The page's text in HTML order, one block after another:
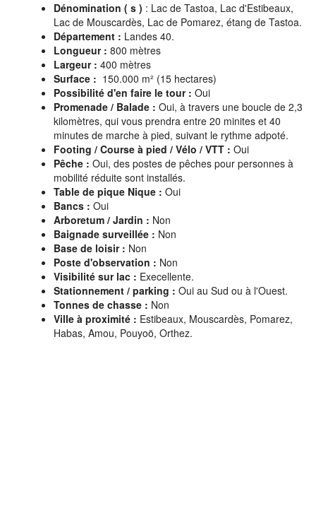
Dénomination ( s ) : Lac de Tastoa, Lac d'Estibeaux,
Lac de Mouscardès, Lac de Pomarez, étang de Tastoa.
Département : Landes 40.
Longueur : 800 mètres
Largeur : 400 mètres
Surface : 150.000 m² (15 hectares)
Possibilité d'en faire le tour : Oui
Promenade / Balade : Oui, à travers une boucle de 2,3
kilomètres, qui vous prendra entre 20 minites et 40
minutes de marche à pied, suivant le rythme adpoté.
Footing / Course à pied / Vélo / VTT : Oui
Pêche : Oui, des postes de pêches pour personnes à
mobilité réduite sont installés.
Table de pique Nique : Oui
Bancs : Oui
Arboretum / Jardin : Non
Baignade surveillée : Non
Base de loisir : Non
Poste d'observation : Non
Visibilité sur lac : Execellente.
Stationnement / parking : Oui au Sud ou à l'Ouest.
Tonnes de chasse : Non
Ville à proximité : Estibeaux, Mouscardès, Pomarez,
Habas, Amou, Pouyoö, Orthez.